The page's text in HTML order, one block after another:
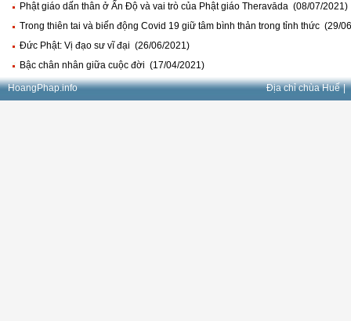
Phật giáo dấn thân ở Ấn Độ và vai trò của Phật giáo Theravāda (08/07/2021)
Trong thiên tai và biến động Covid 19 giữ tâm bình thản trong tỉnh thức (29/
Đức Phật: Vị đạo sư vĩ đại (26/06/2021)
Bậc chân nhân giữa cuộc đời (17/04/2021)
HoangPhap.info Địa chỉ chùa Huế |